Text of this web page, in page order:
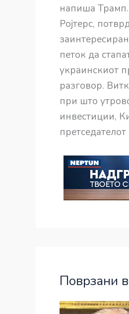
напиша
Ројтерс,
петок да
украинскиот
разговор.
при што
инвестиции,
Поврзани